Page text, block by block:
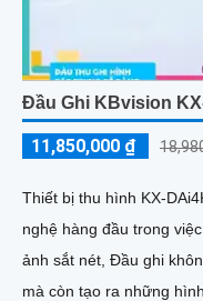
Đầu Ghi KBvision
11,850,000 ₫
Thiết bị thu hình KX-
nghệ hàng đầu trong việc ghi lại hình
ảnh sắt nét, Đầu ghi
mà còn tạo ra những